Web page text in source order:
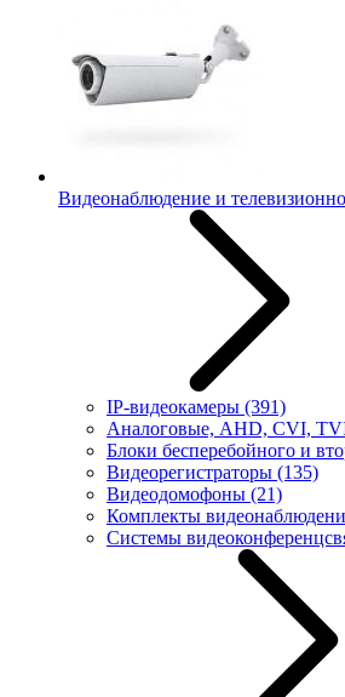
Видеонаблюдение и
IP-видеокамеры (391)
Аналоговые, AHD, CVI,
Блоки бесперебойного и
Видеорегистраторы (135)
Видеодомофоны (21)
Комплекты
Системы